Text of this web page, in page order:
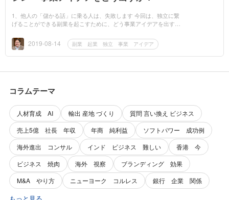
1、他人の「儲かる話」に乗る人は、失敗します 今回は、独立に繋
げることができる副業を起こすために、どう事業アイデアを出す
イデア出しは...
2019-08-14 副業 起業 独立 事業 アイデア
コラムテーマ
人材育成 AI 輸出 産地 づくり
質問 言い換え ビジネス
売上5億 社長 年収
年商 純利益
ソフトパワー 成功例
海外進出 コンサル
インド ビジネス 難しい
香港 今
ビジネス 焼肉
海外 視察
ブランディング 効果
M&A やり方
ニューヨーク コルレス 銀行 企業 関係